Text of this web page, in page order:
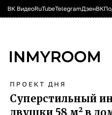
ВК ВидеоRuTubeTelegramДзенВК
ПРОЕКТ ДНЯ
Суперстильный
двушки 58 м² в